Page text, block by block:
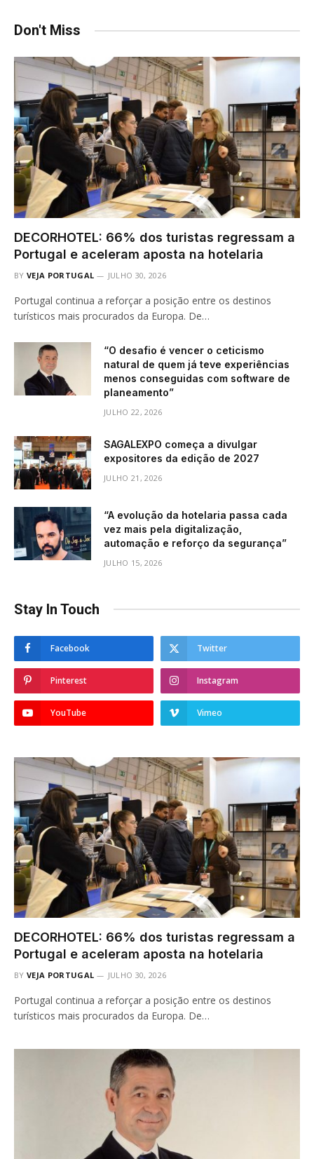
Don't Miss
DECORHOTEL: 66% dos turistas regressam a
Portugal e aceleram aposta na hotelaria
BY VEJA PORTUGAL JULHO 30, 2026
Portugal continua a reforçar a posição entre os destinos
turísticos mais procurados da Europa. De…
“O desafio é vencer o ceticismo
natural de quem já teve experiências
menos conseguidas com software de
planeamento”
JULHO 22, 2026
SAGALEXPO começa a divulgar
expositores da edição de 2027
JULHO 21, 2026
“A evolução da hotelaria passa cada
vez mais pela digitalização,
automação e reforço da segurança”
JULHO 15, 2026
Stay In Touch
Facebook Twitter
Pinterest Instagram
YouTube Vimeo
DECORHOTEL: 66% dos turistas regressam a
Portugal e aceleram aposta na hotelaria
BY VEJA PORTUGAL JULHO 30, 2026
Portugal continua a reforçar a posição entre os destinos
turísticos mais procurados da Europa. De…